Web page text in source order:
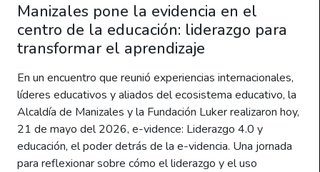
Manizales pone la evidencia en el
centro de la educación: liderazgo para
transformar el aprendizaje
En un encuentro que reunió experiencias internacionales,
líderes educativos y aliados del ecosistema educativo, la
Alcaldía de Manizales y la Fundación Luker realizaron hoy,
21 de mayo del 2026, e-vidence: Liderazgo 4.0 y
educación, el poder detrás de la e-videncia. Una jornada
para reflexionar sobre cómo el liderazgo y el uso